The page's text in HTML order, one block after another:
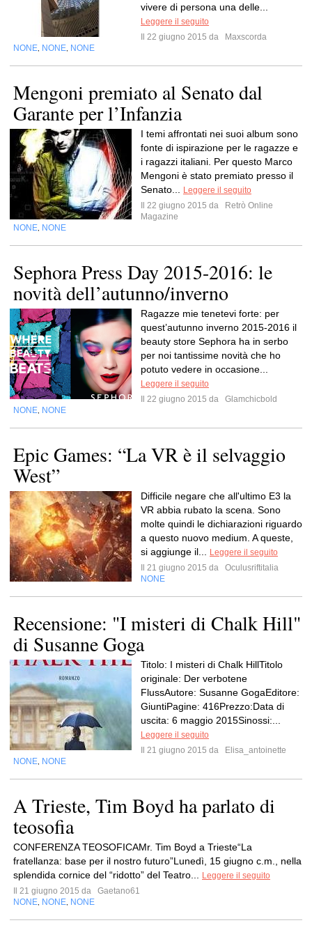
vivere di persona una delle...
Leggere il seguito
Il 22 giugno 2015 da
Maxscorda
NONE NONE NONE
Mengoni premiato al Senato dal
Garante per l’Infanzia
I temi affrontati nei suoi album sono
fonte di ispirazione per le ragazze e
i ragazzi italiani. Per questo Marco
Mengoni è stato premiato presso il
Senato...
Leggere il seguito
Il 22 giugno 2015 da
Retrò Online
Magazine
NONE NONE
Sephora Press Day 2015-2016: le
novità dell’autunno/inverno
Ragazze mie tenetevi forte: per
quest’autunno inverno 2015-2016 il
beauty store Sephora ha in serbo
per noi tantissime novità che ho
potuto vedere in occasione...
Leggere il seguito
Il 22 giugno 2015 da
Glamchicbold
NONE NONE
Epic Games: “La VR è il selvaggio
West”
Difficile negare che all'ultimo E3 la
VR abbia rubato la scena. Sono
molte quindi le dichiarazioni riguardo
a questo nuovo medium. A queste,
si aggiunge il...
Leggere il seguito
Il 21 giugno 2015 da
Oculusriftitalia
NONE
Recensione: "I misteri di Chalk Hill"
di Susanne Goga
Titolo: I misteri di Chalk HillTitolo
originale: Der verbotene
FlussAutore: Susanne GogaEditore:
GiuntiPagine: 416Prezzo:Data di
uscita: 6 maggio 2015Sinossi:...
Leggere il seguito
Il 21 giugno 2015 da
Elisa_antoinette
NONE NONE
A Trieste, Tim Boyd ha parlato di
teosofia
CONFERENZA TEOSOFICAMr. Tim Boyd a Trieste“La
fratellanza: base per il nostro futuro”Lunedì, 15 giugno c.m., nella
splendida cornice del “ridotto” del Teatro...
Leggere il seguito
Il 21 giugno 2015 da
Gaetano61
NONE NONE NONE